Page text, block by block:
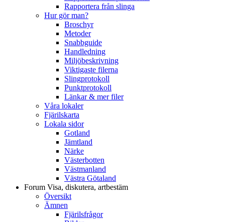
Rapportera från slinga
Hur gör man?
Broschyr
Metoder
Snabbguide
Handledning
Miljöbeskrivning
Viktigaste filerna
Slingprotokoll
Punktprotokoll
Länkar & mer filer
Våra lokaler
Fjärilskarta
Lokala sidor
Gotland
Jämtland
Närke
Västerbotten
Västmanland
Västra Götaland
Forum Visa, diskutera, artbestäm
Översikt
Ämnen
Fjärilsfrågor